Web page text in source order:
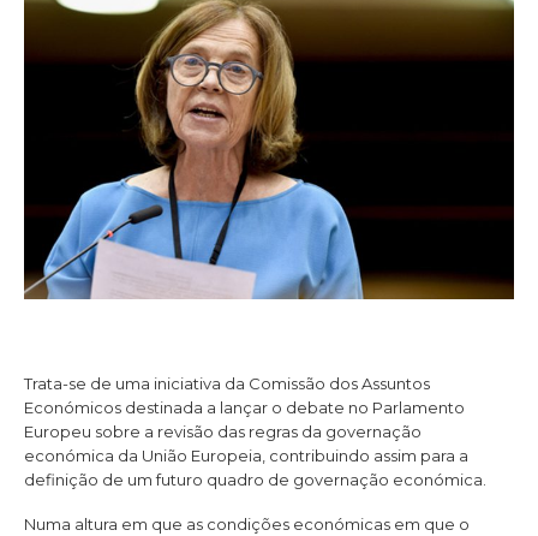
Trata-se de uma iniciativa da Comissão dos Assuntos
Económicos destinada a lançar o debate no Parlamento
Europeu sobre a revisão das regras da governação
económica da União Europeia, contribuindo assim para a
definição de um futuro quadro de governação económica.
Numa altura em que as condições económicas em que o